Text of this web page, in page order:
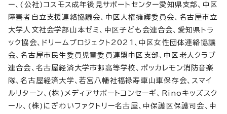
ー、(公社)コスモス成年後見サポートセンター愛知県支部、中区
障害者自立支援連絡協議会、中区人権擁護委員会、名古屋市立
大学人文社会学部山本ゼミ、中区子ども会連合会、愛知県トラ
ック協会、ドリームプロジェクト2021、中区女性団体連絡協議
会、名古屋市民生委員児童委員連盟中区支部、中区老人クラブ
連合会、名古屋経済大学市邨高等学校、ポッカレモン消防音楽
隊、名古屋経済大学、若宮八幡社福禄寿車山車保存会、スマイ
ルリターン、(株)メディアサポートコンセーギ、Rinoキッズスク
ール、(株)にぎわいファクトリー名古屋、中保護区保護司会、中